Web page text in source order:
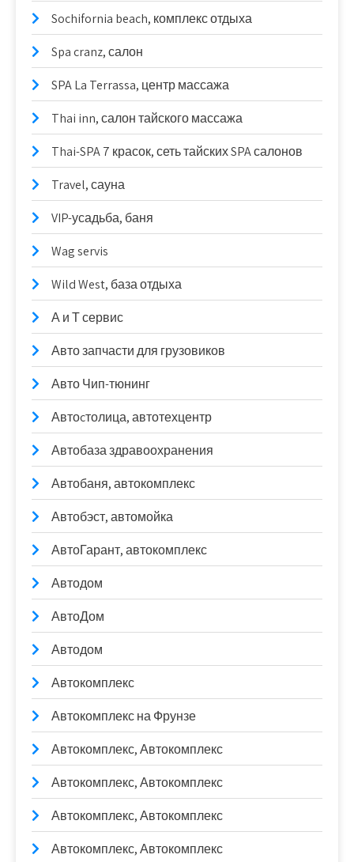
Sochifornia beach, комплекс отдыха
Spa cranz, салон
SPA La Terrassa, центр массажа
Thai inn, салон тайского массажа
Thai-SPA 7 красок, сеть тайских SPA салонов
Travel, сауна
VIP-усадьба, баня
Wag servis
Wild West, база отдыха
А и Т сервис
Авто запчасти для грузовиков
Авто Чип-тюнинг
Автоcтолица, автотехцентр
Автобаза здравоохранения
Автобаня, автокомплекс
Автобэст, автомойка
АвтоГарант, автокомплекс
Автодом
АвтоДом
Автодом
Автокомплекс
Автокомплекс на Фрунзе
Автокомплекс, Автокомплекс
Автокомплекс, Автокомплекс
Автокомплекс, Автокомплекс
Автокомплекс, Автокомплекс